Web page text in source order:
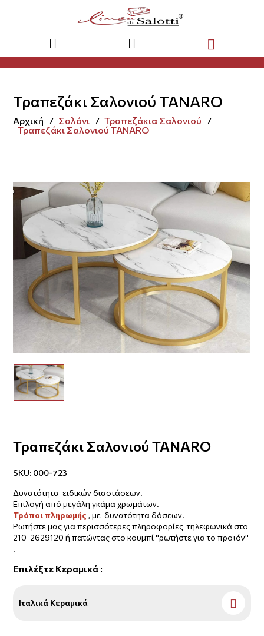
Τραπεζάκι Σαλονιού TANARO
Αρχική Σαλόνι
Τραπεζάκια Σαλονιού
Τραπεζάκι Σαλονιού TANARO
Τραπεζάκι Σαλονιού TANARO
SKU: 000-723
Δυνατότητα ειδικών διαστάσεων.
Επιλογή από μεγάλη γκάμα χρωμάτων.
Τρόποι πληρωμής , με δυνατότητα δόσεων.
Ρωτήστε μας για περισσότερες πληροφορίες τηλεφωνικά στο
210-2629120 ή πατώντας στο κουμπί ''ρωτήστε για το προϊόν''
.
Επιλέξτε Κεραμικά :
Ιταλικά Κεραμικά